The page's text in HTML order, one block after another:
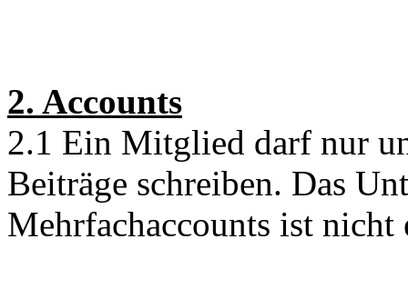
2. Accounts
2.1 Ein Mitglied darf nur
Beiträge schreiben. Das
Mehrfachaccounts ist nicht